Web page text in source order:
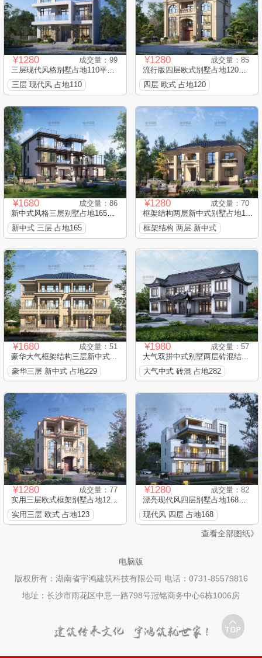
¥1280
成交量：99
三层现代风格别墅占地110平框...
三层 现代风 占地110
¥1280
成交量：85
流行版四层欧式别墅占地120平...
四层 欧式 占地120
¥1680
成交量：86
新中式风格三层别墅占地165平...
新中式 三层 占地165
¥1280
成交量：70
框架结构两层新中式别墅占地1...
框架结构 两层 新中式
¥1680
成交量：51
豪华大气框架结构三层新中式...
豪华三层 新中式 占地229
¥1980
成交量：57
大气双拼中式别墅两层砖混结...
大气中式 砖混 占地282
¥1280
成交量：77
实用三层欧式框架别墅占地123...
实用三层 欧式 占地123
¥1280
成交量：82
漂亮现代风四层别墅占地168平...
现代风 四层 占地168
查看全部图纸》
电脑版
版权所有：湖南省宇鸿建筑科技有限公司 电话：0731-85579816
地址：长沙市雨花区中意一路798号冠铭商务中心6栋1006房